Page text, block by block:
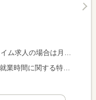
求人の場合は時間額を表示しています。